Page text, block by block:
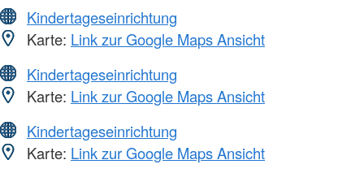
Kindertageseinrichtung
Karte: Link zur Google Maps Ansicht
Kindertageseinrichtung
Karte: Link zur Google Maps Ansicht
Kindertageseinrichtung
Karte: Link zur Google Maps Ansicht